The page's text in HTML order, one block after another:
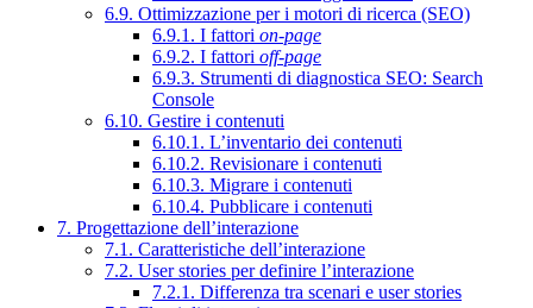
6.9. Ottimizzazione per i motori di ricerca (SEO)
6.9.1. I fattori on-page
6.9.2. I fattori off-page
6.9.3. Strumenti di diagnostica SEO: Search
Console
6.10. Gestire i contenuti
6.10.1. L’inventario dei contenuti
6.10.2. Revisionare i contenuti
6.10.3. Migrare i contenuti
6.10.4. Pubblicare i contenuti
7. Progettazione dell’interazione
7.1. Caratteristiche dell’interazione
7.2. User stories per definire l’interazione
7.2.1. Differenza tra scenari e user stories